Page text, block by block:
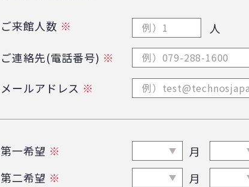
ご来館人数 ※
人
ご連絡先(電話番号) ※
メールアドレス ※
第一希望 ※ 月
第二希望 ※ 月